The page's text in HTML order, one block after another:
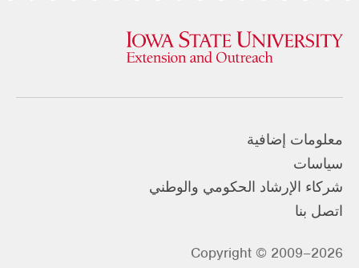
معلومات إضافية
سياسات
شركاء الإرشاد الحكومي والوطني
اتصل بنا
Copyright © 2009–2026